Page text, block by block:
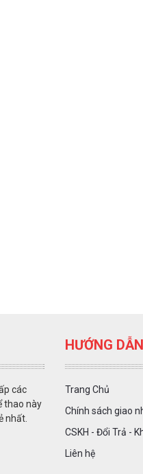
các
thao này
nhất.
HƯỚNG
Trang Chủ
Chính sách giao
CSKH - Đổi Trả -
Liên hệ